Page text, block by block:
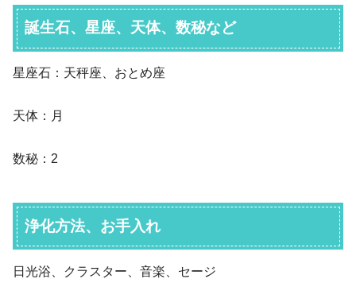
誕生石、星座、天体、数秘など
星座石：天秤座、おとめ座
天体：月
数秘：2
浄化方法、お手入れ
日光浴、クラスター、音楽、セージ